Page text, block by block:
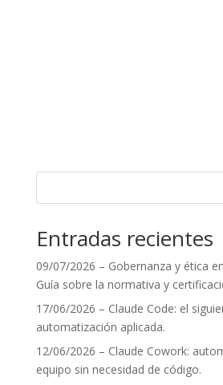
Entradas recientes
09/07/2026 – Gobernanza y ética
Guía sobre la normativa y
17/06/2026 – Claude Code: el
automatización aplicada.
12/06/2026 – Claude Cowork:
equipo sin necesidad de código.